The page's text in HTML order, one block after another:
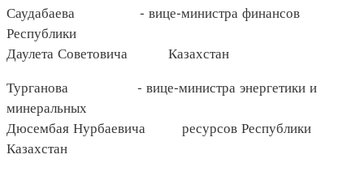
Саудабаева - вице-министра финансов
Республики
Даулета Советовича Казахстан
Турганова - вице-министра энергетики и
минеральных
Дюсембая Нурбаевича ресурсов Республики
Казахстан